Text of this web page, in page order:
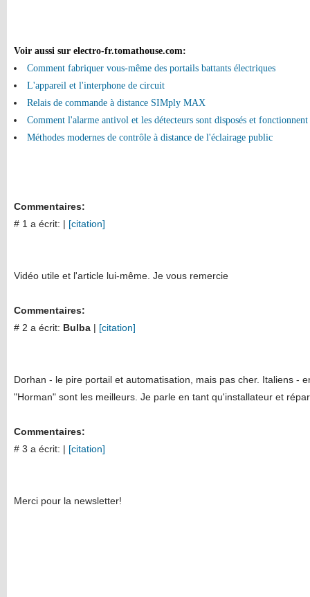
Voir aussi sur electro-fr.tomathouse.com:
Comment fabriquer vous-même des portails battants électriques
L'appareil et l'interphone de circuit
Relais de commande à distance SIMply MAX
Comment l'alarme antivol et les détecteurs sont disposés et fonctionnent
Méthodes modernes de contrôle à distance de l'éclairage public
Commentaires:
# 1 a écrit: | [citation]
Vidéo utile et l'article lui-même. Je vous remercie
Commentaires:
# 2 a écrit: Bulba | [citation]
Dorhan - le pire portail et automatisation, mais pas cher. Italiens -
"Horman" sont les meilleurs. Je parle en tant qu'installateur et
Commentaires:
# 3 a écrit: | [citation]
Merci pour la newsletter!